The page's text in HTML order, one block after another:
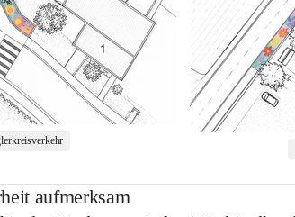
aufmerksam